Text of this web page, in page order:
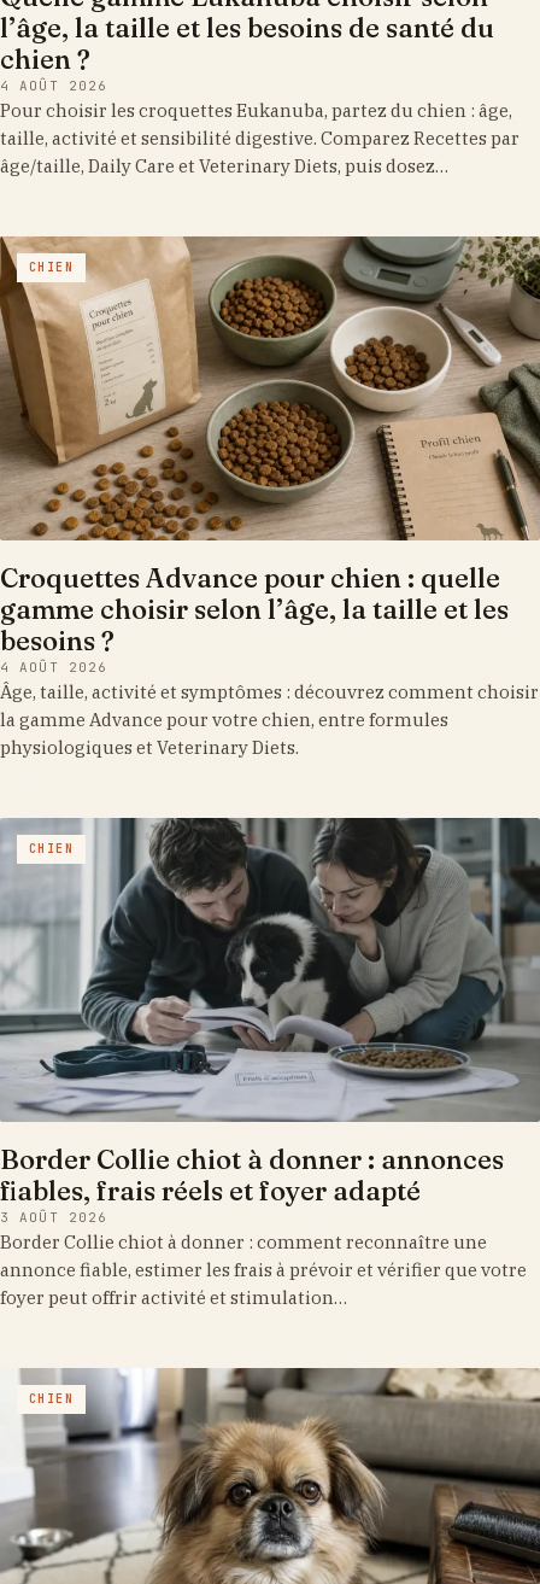
l’âge, la taille et les besoins de santé du
chien ?
4 AOÛT 2026
Pour choisir les croquettes Eukanuba, partez du chien : âge,
taille, activité et sensibilité digestive. Comparez Recettes par
âge/taille, Daily Care et Veterinary Diets, puis dosez…
CHIEN
Croquettes Advance pour chien : quelle
gamme choisir selon l’âge, la taille et les
besoins ?
4 AOÛT 2026
Âge, taille, activité et symptômes : découvrez comment choisir
la gamme Advance pour votre chien, entre formules
physiologiques et Veterinary Diets.
CHIEN
Border Collie chiot à donner : annonces
fiables, frais réels et foyer adapté
3 AOÛT 2026
Border Collie chiot à donner : comment reconnaître une
annonce fiable, estimer les frais à prévoir et vérifier que votre
foyer peut offrir activité et stimulation…
CHIEN